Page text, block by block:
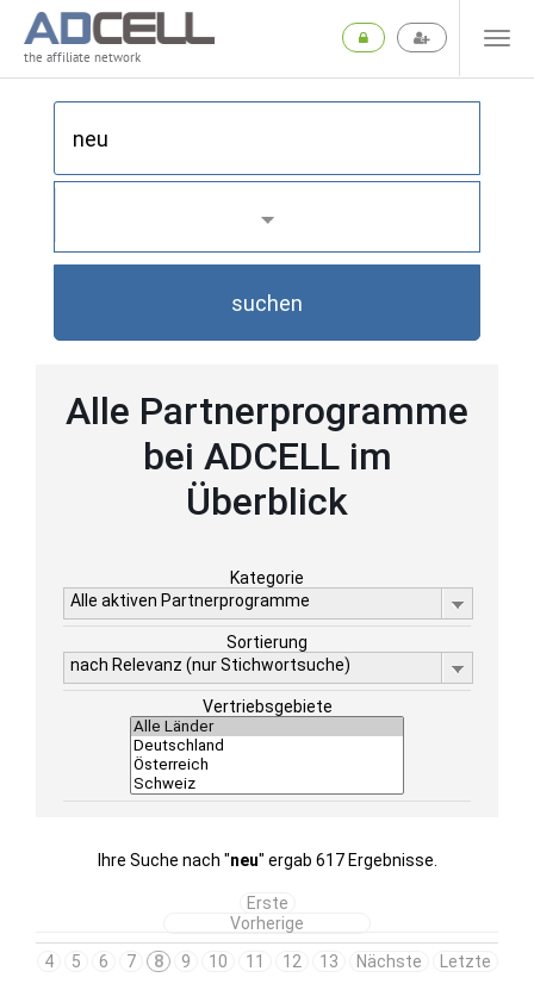
the affiliate network
suchen
Alle Partnerprogramme
bei ADCELL im
Überblick
Kategorie
Alle aktiven Partnerprogramme
Sortierung
nach Relevanz (nur Stichwortsuche)
Vertriebsgebiete
Ihre Suche nach "neu" ergab 617 Ergebnisse.
Erste
Vorherige
4
5 6 7 8 9 10 11 12 13 Nächste Letzte